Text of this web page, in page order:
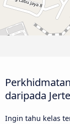
daripada
Ingin tahu kelas